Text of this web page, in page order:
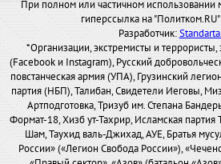
При полном или частичном использовании
гиперссылка на
Разработчик:
*Организации, экстремисты и
(Facebook и Instagram), Русский
повстанческая армия (УПА), Грузинский
партия (НБП), Талибан, Свидетели Иеговы,
Артподготовка, Тризуб им. Степана
Формат-18, Хизб ут-Тахрир, Исламская партия
Шам, Таухид валь-Джихад, АУЕ, Братья
России» («Легион Свобода России»),